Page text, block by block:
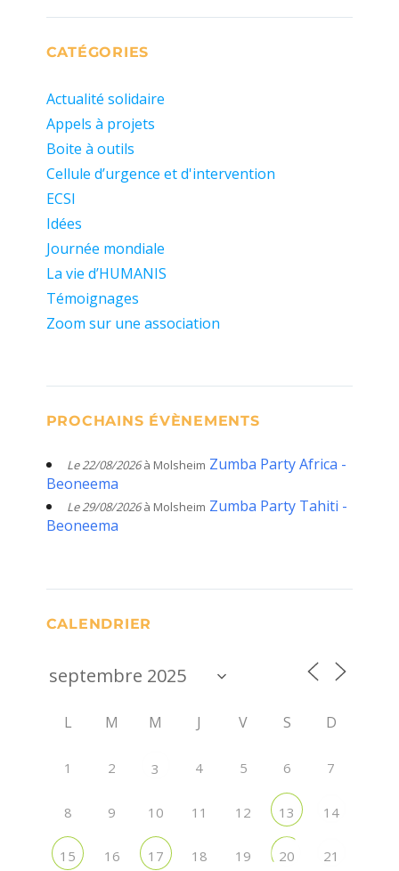
CATÉGORIES
Actualité solidaire
Appels à projets
Boite à outils
Cellule d’urgence et d'intervention
ECSI
Idées
Journée mondiale
La vie d’HUMANIS
Témoignages
Zoom sur une association
PROCHAINS ÉVÈNEMENTS
Le 22/08/2026à Molsheim Zumba Party Africa -
Beoneema
Le 29/08/2026à Molsheim Zumba Party Tahiti -
Beoneema
CALENDRIER
L M M J V S D
1 2 3 4 5 6 7
8 9 10 11 12 13 14
15 16 17 18 19 20 21